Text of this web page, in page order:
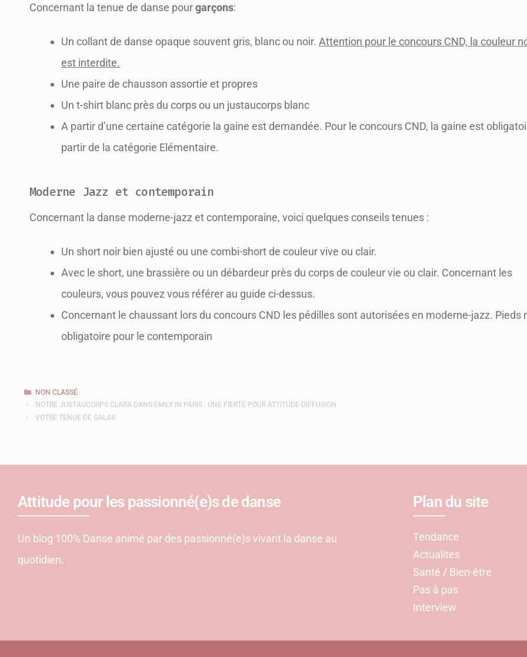
Concernant la tenue de danse pourgarçons:
Un collant de danse opaque souvent gris, blanc ou noir. Attention pour le concours CND, la couleur
est interdite.
Une paire de chausson assortie et propres
Un t-shirt blanc près du corps ou un justaucorps blanc
A partir d’une certaine catégorie la gaine est demandée. Pour le concours CND, la gaine est
partir de la catégorie Elémentaire.
Moderne Jazz et contemporain
Concernant la danse moderne-jazz et contemporaine, voici quelques conseils tenues :
Un short noir bien ajusté ou une combi-short de couleur vive ou clair.
Avec le short, une brassière ou un débardeur près du corps de couleur vie ou clair. Concernant les
couleurs, vous pouvez vous référer au guide ci-dessus.
Concernant le chaussant lors du concours CND les pédilles sont autorisées en moderne-jazz. Pieds
obligatoire pour le contemporain
NON CLASSÉ
NOTRE JUSTAUCORPS CLARA DANS EMILY IN PARIS : UNE FIERTÉ POUR ATTITUDE DIFFUSION
VOTRE TENUE DE GALAS
Attitude pour les passionné(e)s de danse
Un blog 100% Danse animé par des passionné(e)s vivant la danse au
quotidien.
Plan du site
Tendance
Actualites
Santé / Bien-être
Pas à pas
Interview